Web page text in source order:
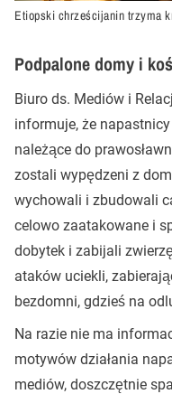
Etiopski chrześcijanin trzyma
Podpalone domy i
Biuro ds. Mediów i
informuje, że
należące do
zostali wypędzeni z
wychowali i zbudowali
celowo zaatakowane i
dobytek i zabijali
ataków uciekli,
bezdomni, gdzieś na
Na razie nie ma
motywów działania
mediów, doszczętnie